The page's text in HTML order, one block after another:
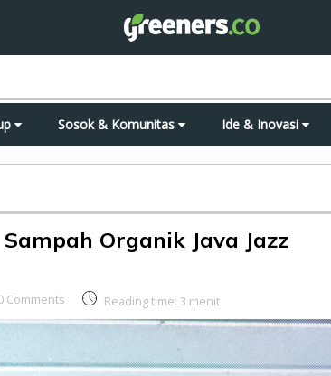
Sosok & Komunitas Ide & Inovasi
Organik Java Jazz
Comments Reading time: 3 menit